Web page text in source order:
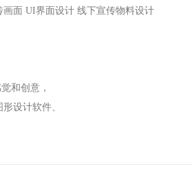
面 UI界面设计 线下宣传物料设计
和创意，
设计软件、